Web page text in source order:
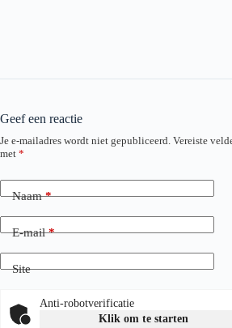
Geef een reactie
Je e-mailadres wordt niet gepubliceerd. Vereiste
met *
Naam*
E-mail*
Site
Anti-robotverificatie
Klik om te starten